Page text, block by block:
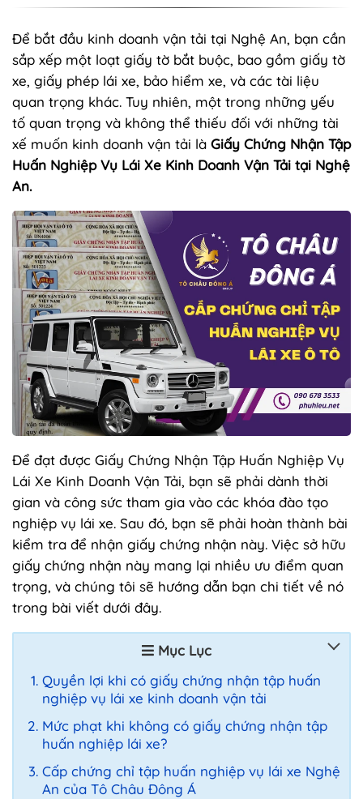
Để bắt đầu kinh doanh vận tải tại Nghệ An, bạn cần
sắp xếp một loạt giấy tờ bắt buộc, bao gồm giấy tờ
xe, giấy phép lái xe, bảo hiểm xe, và các tài liệu
quan trọng khác. Tuy nhiên, một trong những yếu
tố quan trọng và không thể thiếu đối với những tài
xế muốn kinh doanh vận tải là Giấy Chứng Nhận Tập
Huấn Nghiệp Vụ Lái Xe Kinh Doanh Vận Tải tại Nghệ
An.
Để đạt được Giấy Chứng Nhận Tập Huấn Nghiệp Vụ
Lái Xe Kinh Doanh Vận Tải, bạn sẽ phải dành thời
gian và công sức tham gia vào các khóa đào tạo
nghiệp vụ lái xe. Sau đó, bạn sẽ phải hoàn thành bài
kiểm tra để nhận giấy chứng nhận này. Việc sở hữu
giấy chứng nhận này mang lại nhiều ưu điểm quan
trọng, và chúng tôi sẽ hướng dẫn bạn chi tiết về nó
trong bài viết dưới đây.
Mục Lục
Quyền lợi khi có giấy chứng nhận tập huấn
nghiệp vụ lái xe kinh doanh vận tải
Mức phạt khi không có giấy chứng nhận tập
huấn nghiệp lái xe?
Cấp chứng chỉ tập huấn nghiệp vụ lái xe Nghệ
An của Tô Châu Đông Á